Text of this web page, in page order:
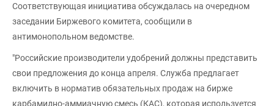
Соответствующая инициатива обсуждалась на очередном
заседании Биржевого комитета, сообщили в
антимонопольном ведомстве.
"Российские производители удобрений должны представить
свои предложения до конца апреля. Служба предлагает
включить в норматив обязательных продаж на бирже
карбамидно-аммиачную смесь (КАС), которая используется